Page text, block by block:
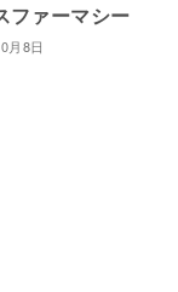
ファーマシー
月8日